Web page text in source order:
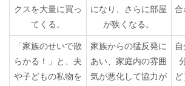
クスを大量に買っ
てくる。
になり、さらに部屋
が狭くなる。
合
「家族のせいで散
らかる！」と、夫
や子どもの私物を
家族からの猛反発に
あい、家庭内の雰囲
気が悪化して協力が